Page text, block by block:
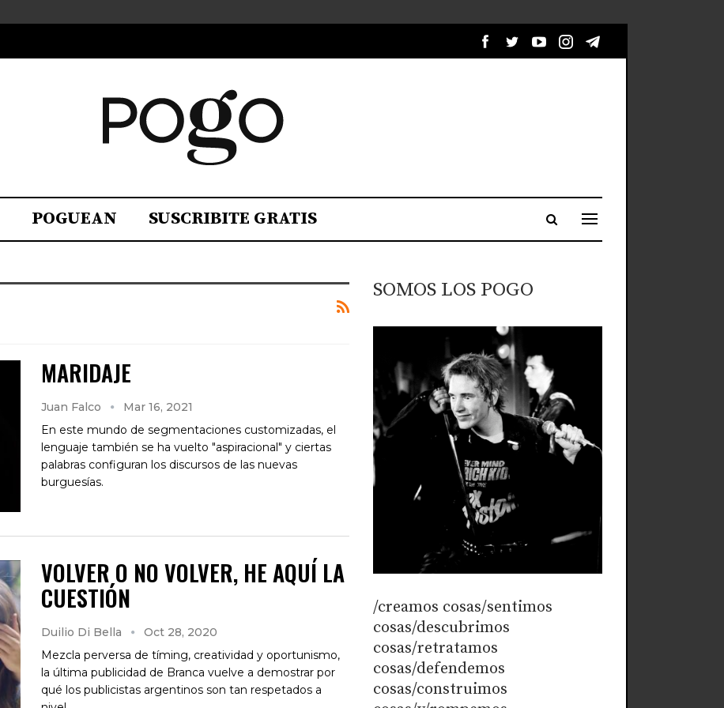
POGUEAN SUSCRIBITE GRATIS
MARIDAJE
Juan Falco
Mar 16, 2021
En este mundo de segmentaciones customizadas, el
lenguaje también se ha vuelto "aspiracional" y ciertas
palabras configuran los discursos de las nuevas
burguesías.
VOLVER O NO VOLVER, HE AQUÍ LA
CUESTIÓN
Duilio Di Bella
Oct 28, 2020
Mezcla perversa de tíming, creatividad y oportunismo,
la última publicidad de Branca vuelve a demostrar por
qué los publicistas argentinos son tan respetados a
SOMOS LOS POGO
/creamos cosas/sentimos
cosas/descubrimos
cosas/retratamos
cosas/defendemos
cosas/construimos